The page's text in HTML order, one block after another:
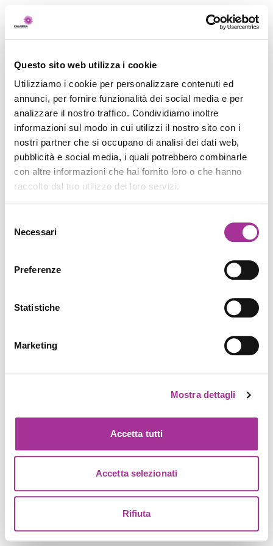
Questo sito web utilizza i cookie
Utilizziamo i cookie per personalizzare contenuti ed
annunci, per fornire funzionalità dei social media e per
analizzare il nostro traffico. Condividiamo inoltre
informazioni sul modo in cui utilizzi il nostro sito con i
nostri partner che si occupano di analisi dei dati web,
pubblicità e social media, i quali potrebbero combinarle
con altre informazioni che hai fornito loro o che hanno
raccolto dal tuo utilizzo dei loro servizi.
delNecessari
Preferenze
Statistiche
Marketing
Mostra dettagli
Accetta tutti
Accetta selezionati
Rifiuta